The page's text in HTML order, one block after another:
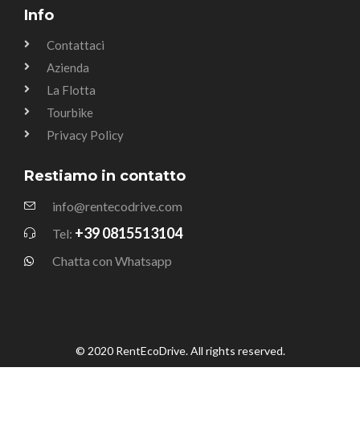
Info
Contattaci
Azienda
La Flotta
Tourbike
Privacy Policy
Restiamo in contatto
info@rentecodrive.com
Tel: +39 0815513104
Chatta con Whatsapp
© 2020 RentEcoDrive. All rights reserved.